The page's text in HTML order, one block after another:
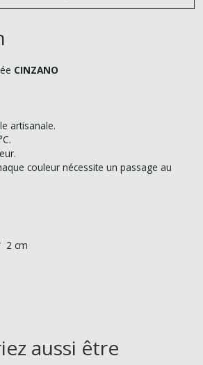
CINZANO
artisanale.
couleur nécessite un passage au
2 cm
aussi être